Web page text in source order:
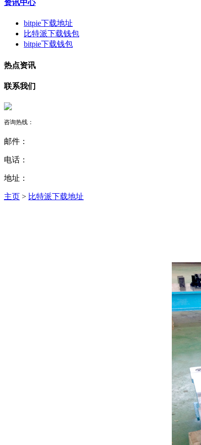
资讯中心
bitpie下载地址
比特派下载钱包
bitpie下载钱包
热点资讯
联系我们
咨询热线：
邮件：
电话：
地址：
主页 > 比特派下载地址